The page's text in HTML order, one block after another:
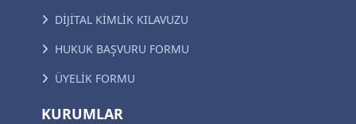
DİJİTAL KİMLİK KILAVUZU
HUKUK BAŞVURU FORMU
ÜYELİK FORMU
KURUMLAR